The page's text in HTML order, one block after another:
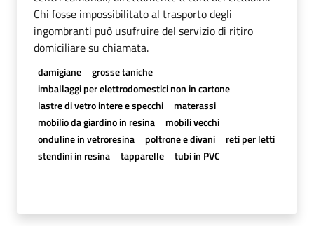
Chi fosse impossibilitato al trasporto degli
ingombranti può usufruire del servizio di ritiro
domiciliare su chiamata.
damigiane
grosse taniche
imballaggi per elettrodomestici non in cartone
lastre di vetro intere e specchi
materassi
mobilio da giardino in resina
mobili vecchi
onduline in vetroresina
poltrone e divani
reti per letti
stendini in resina
tapparelle tubi in PVC